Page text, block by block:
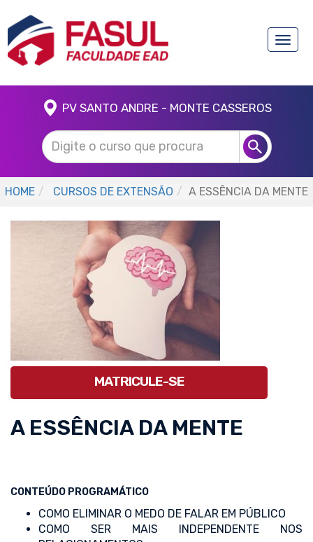
Toggle
PV SANTO ANDRE - MONTE CASSEROS
HOME CURSOS DE EXTENSÃO A ESSÊNCIA DA MENTE
MATRICULE-SE
A ESSÊNCIA DA MENTE
CONTEÚDO PROGRAMÁTICO
COMO ELIMINAR O MEDO DE FALAR EM PÚBLICO
COMO SER MAIS INDEPENDENTE NOS